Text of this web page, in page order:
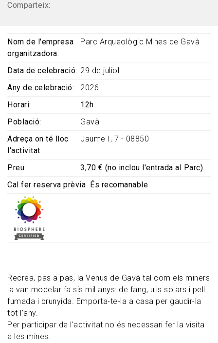
Comparteix:
Recrea, pas a pas, la Venus de Gavà tal com els miners
la van modelar fa sis mil anys: de fang, ulls solars i pell
fumada i brunyida. Emporta-te-la a casa per gaudir-la
tot l’any.
Per participar de l'activitat no és necessari fer la visita
a les mines.
Nom de l'empresa
organitzadora
Parc Arqueològic Mines de Gavà
Data de celebració 29 de juliol
Any de celebració
2026
Horari
12h
Població
Gavà
Adreça on té lloc
l'activitat
Jaume I, 7 - 08850
Preu
3,70 € (no inclou l'entrada al Parc)
Cal fer reserva prèvia
És recomanable